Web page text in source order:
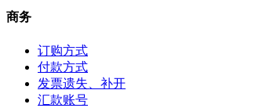
商务
订购方式
付款方式
发票遗失、补开
汇款账号